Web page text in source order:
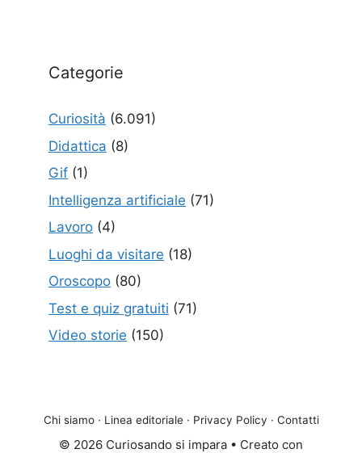
Categorie
Curiosità (6.091)
Didattica (8)
Gif (1)
Intelligenza artificiale (71)
Lavoro (4)
Luoghi da visitare (18)
Oroscopo (80)
Test e quiz gratuiti (71)
Video storie (150)
Chi siamo · Linea editoriale · Privacy Policy · Contatti
© 2026 Curiosando si impara • Creato con